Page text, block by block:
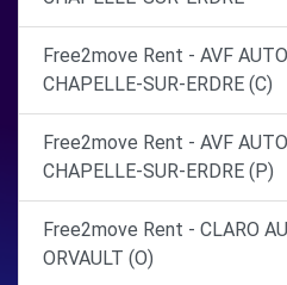
Free2move Rent - AVF
CHAPELLE-SUR-ERDRE (C)
Free2move Rent - AVF
CHAPELLE-SUR-ERDRE (P)
Free2move Rent - CLARO
ORVAULT (O)